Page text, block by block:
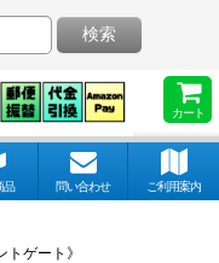
カート
検索
品 問い合わせ ご利用案内
ゲート》